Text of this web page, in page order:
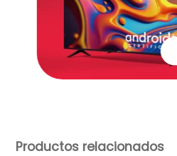
Productos relacionados